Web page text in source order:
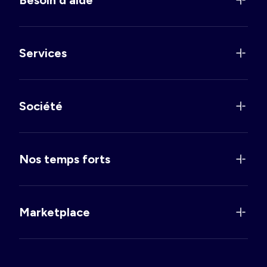
Services
Société
Nos temps forts
Marketplace